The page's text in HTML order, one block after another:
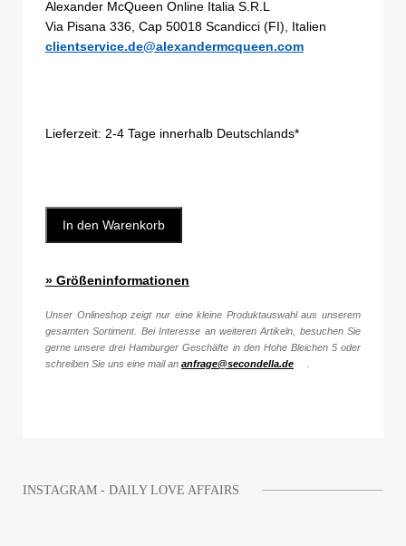
Alexander McQueen Online Italia S.R.L
Via Pisana 336, Cap 50018 Scandicci (FI), Italien
clientservice.de@alexandermcqueen.com
Lieferzeit: 2-4 Tage innerhalb Deutschlands*
In den Warenkorb
» Größeninformationen
Unser Onlineshop zeigt nur eine kleine Produktauswahl aus unserem
gesamten Sortiment. Bei Interesse an weiteren Artikeln, besuchen Sie
gerne unsere drei Hamburger Geschäfte in den Hohe Bleichen 5 oder
schreiben Sie uns eine mail an anfrage@secondella.de
INSTAGRAM - DAILY LOVE AFFAIRS